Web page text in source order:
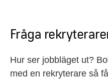
Fråga
Hur ser jobbläget ut?
med en rekryterare så